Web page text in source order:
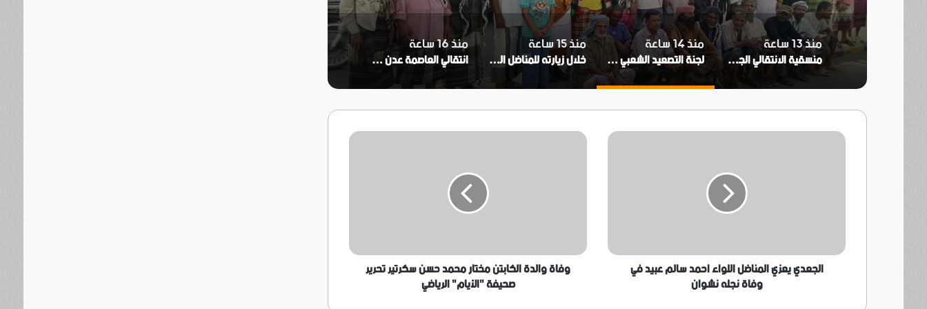
منذ 13 ساعة
منسقية الانتقالي الجنوبي بجامعة عدن تؤيد دعوة انتقالي العاصمة بتنفيذ العصيان المدني السلمي
منذ 14 ساعة
لجنة التصعيد الشعبي في زنجبار تثمن جهود المواطنين والتجار في إنجاح العصيان المدني بالمديرية
منذ 15 ساعة
خلال زيارته للمناضل اللواء ناصر النوبة..الحالمي ويؤكد اهتمام المجلس الانتقالي برموز الثورة الجنوبية
منذ 16 ساعة
انتقالي العاصمة عدن يعلن تأييده لدعوات العصيان المدني ومطالب النقابات الجنوبية
الجعدي
وفاة
نشوانالجعدي يعزي المناضل اللواء احمد سالم عبيد في
وفاة نجله نشوان
وفاة
صحيفة
"الأيام"
الرياضي
وفاة والدة الكابتن مختار محمد حسن سكرتير تحرير
صحيفة "الأيام" الرياضي